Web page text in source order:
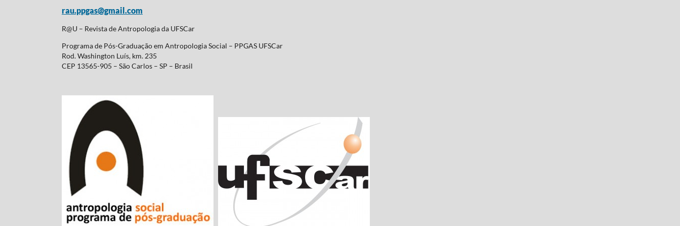
rau.ppgas@gmail.com
R@U – Revista de Antropologia da UFSCar
Programa de Pós-Graduação em Antropologia Social – PPGAS UFSCar
Rod. Washington Luís, km. 235
CEP 13565-905 – São Carlos – SP – Brasil